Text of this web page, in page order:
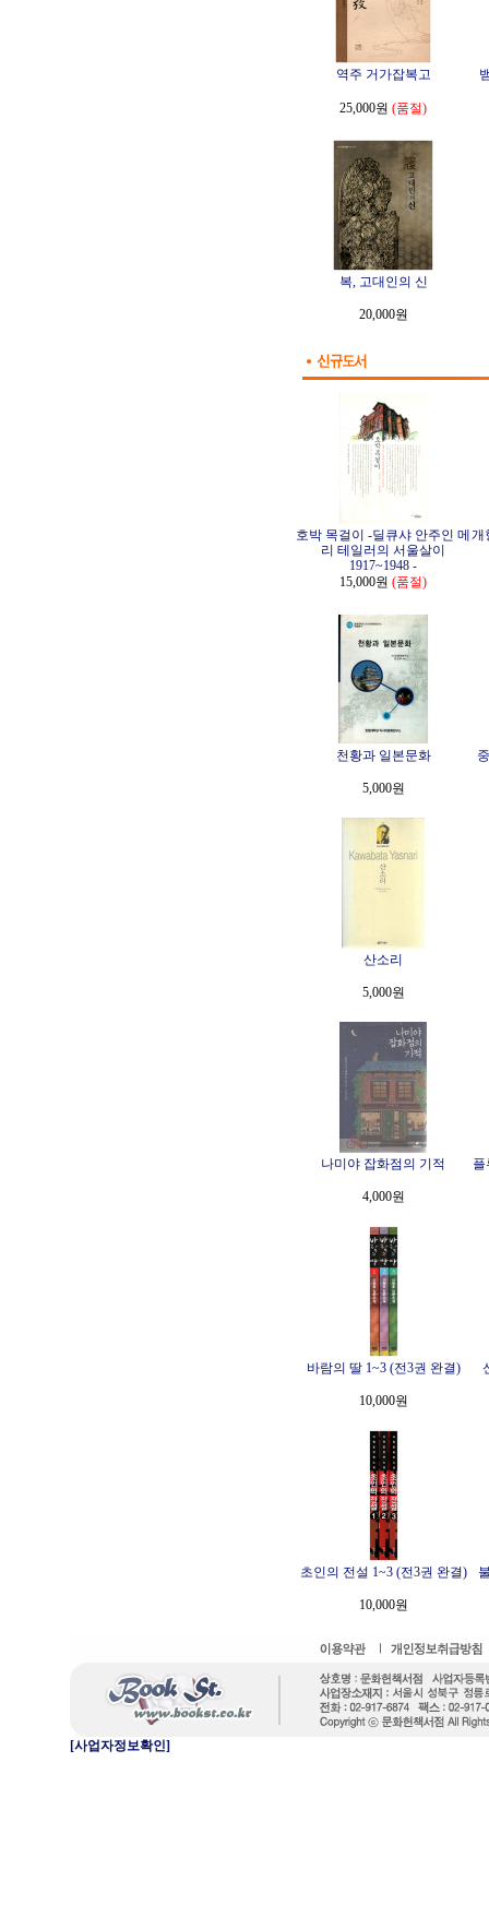
역주 거가잡복고
25,000원 (품절)
복, 고대인의 신
20,000원
호박 목걸이 -딜큐샤 안주인 메
리 테일러의 서울살이
1917~1948 -
15,000원 (품절)
개
천황과 일본문화
5,000원
산소리
5,000원
나미야 잡화점의 기적
4,000원
플
바람의 딸 1~3 (전3권 완결)
10,000원
초인의 전설 1~3 (전3권 완결)
10,000원
[사업자정보확인]